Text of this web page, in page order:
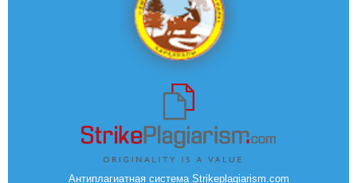
Антиплагиатная система Strikeplagiarism.com